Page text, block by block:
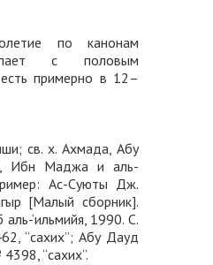
по канонам
с половым
примерно в 12–
св. х. Ахмада, Абу
Ибн Маджа и аль-
Ас-Суюты Дж.
[Малый сборник].
‘ильмийя, 1990. С.
“сахих”; Абу Дауд
“сахих”.